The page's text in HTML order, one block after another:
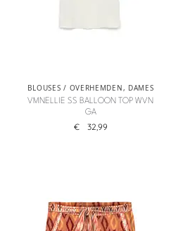
BLOUSES / OVERHEMDEN, DAMES
VMNELLIE SS BALLOON TOP WVN
GA
€ 32,99